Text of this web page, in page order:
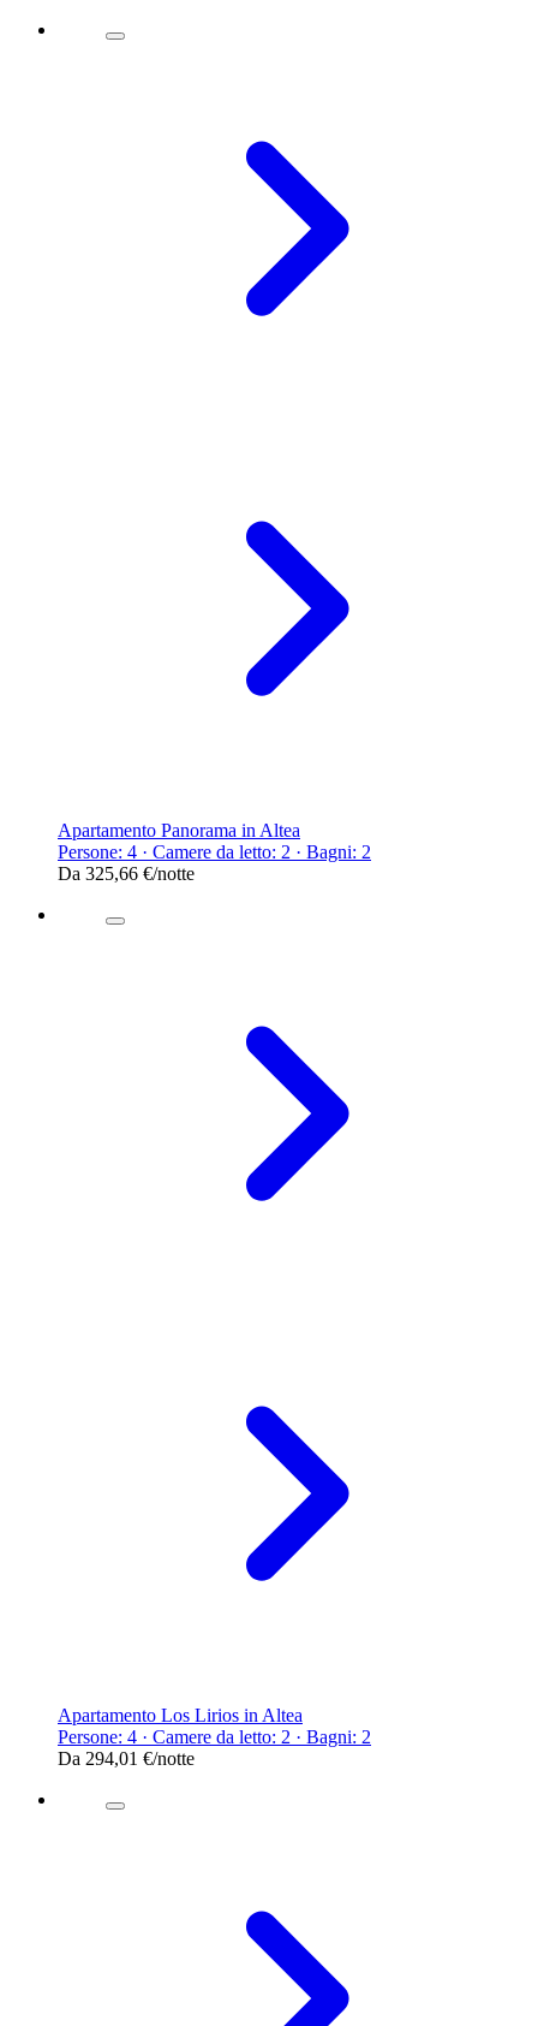
Apartamento Panorama in Altea
Persone: 4 · Camere da letto: 2 · Bagni: 2
Da 325,66 €/notte
Apartamento Los Lirios in Altea
Persone: 4 · Camere da letto: 2 · Bagni: 2
Da 294,01 €/notte